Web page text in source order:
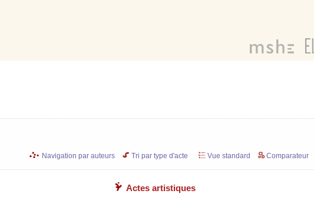
Navigation par auteurs Tri par type d'acte Vue standard Comparateur
Actes artistiques